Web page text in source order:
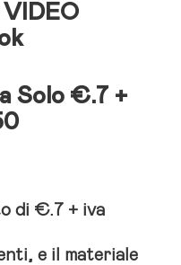
VIDEO
Solo €.7 +
di €.7 + iva
e il materiale